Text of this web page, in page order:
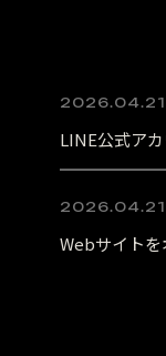
2026.04.21
LINE公式ア
2026.04.21
Webサイトを